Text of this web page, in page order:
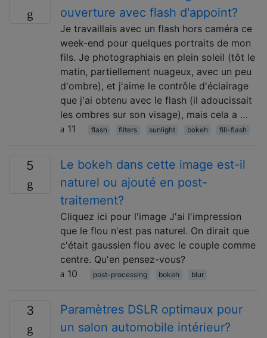
ouverture avec flash d'appoint?
Je travaillais avec un flash hors caméra ce
week-end pour quelques portraits de mon
fils. Je photographiais en plein soleil (tôt le
matin, partiellement nuageux, avec un peu
d'ombre), et j'aime le contrôle d'éclairage
que j'ai obtenu avec le flash (il adoucissait
les ombres sur son visage), mais cela a …
11
flash filters sunlight bokeh fill-flash
5
Le bokeh dans cette image est-il
naturel ou ajouté en post-
traitement?
Cliquez ici pour l'image J'ai l'impression
que le flou n'est pas naturel. On dirait que
c'était gaussien flou avec le couple comme
centre. Qu'en pensez-vous?
10
post-processing bokeh blur
3
Paramètres DSLR optimaux pour
un salon automobile intérieur?